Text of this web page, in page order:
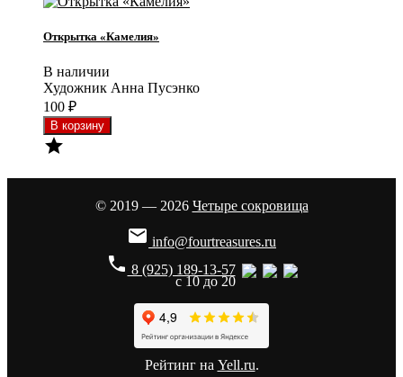
Открытка «Камелия»
В наличии
Художник Анна Пусэнко
100 ₽

© 2019 — 2026 Четыре сокровища
 info@fourtreasures.ru
phone 8 (925) 189-13-57
с 10 до 20
Рейтинг на Yell.ru.